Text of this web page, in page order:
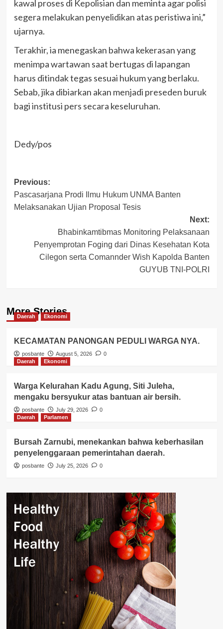
kawal proses di Kepolisian dan meminta agar polisi
segera melakukan penyelidikan atas peristiwa ini,”
ujarnya.
Terakhir, ia menegaskan bahwa kekerasan yang
menimpa wartawan saat bertugas di lapangan
harus ditindak tegas sesuai hukum yang berlaku.
Sebab, jika dibiarkan akan menjadi preseden buruk
bagi institusi pers secara keseluruhan.
Dedy/pos
Post
navigation
Previous:
Pascasarjana Prodi Ilmu Hukum UNMA Banten
Melaksanakan Ujian Proposal Tesis
Next:
Bhabinkamtibmas Monitoring Pelaksanaan
Penyemprotan Foging dari Dinas Kesehatan Kota
Cilegon serta Comannder Wish Kapolda Banten
GUYUB TNI-POLRI
More Stories
Daerah Ekonomi
KECAMATAN PANONGAN PEDULI WARGA NYA.
posbante August 5, 2026
0
Daerah
Ekonomi
Warga Kelurahan Kadu Agung, Siti Juleha,
mengaku bersyukur atas bantuan air bersih.
posbante July 29, 2026
0
Daerah
Parlamen
Bursah Zarnubi, menekankan bahwa keberhasilan
penyelenggaraan pemerintahan daerah.
posbante July 25, 2026 0